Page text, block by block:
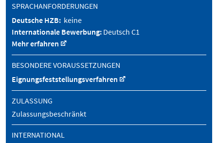
SPRACHANFORDERUNGEN
Deutsche HZB: keine
Internationale Bewerbung: Deutsch C1
Mehr erfahren
BESONDERE VORAUSSETZUNGEN
Eignungsfeststellungsverfahren
ZULASSUNG
Zulassungsbeschränkt
INTERNATIONAL